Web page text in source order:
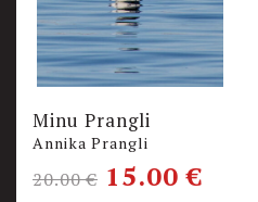
Minu Prangli
Annika Prangli
20.00€ 15.00€